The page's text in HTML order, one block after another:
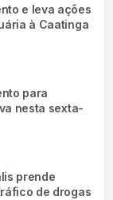
e leva ações
à Caatinga
para
nesta sexta-
prende
de drogas